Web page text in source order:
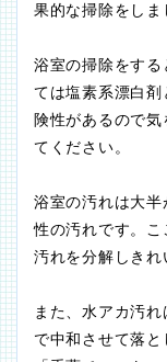
果的な掃除をしま
浴室の掃除をす
ては塩素系漂白
険性があるので
てください。
浴室の汚れは大
性の汚れです。
汚れを分解しきれ
また、水アカ汚
で中和させて落